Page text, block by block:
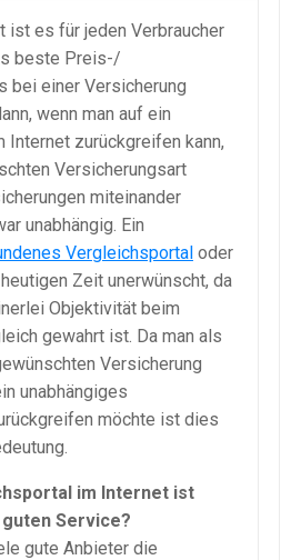
ist es für jeden Verbraucher
beste Preis-/
bei einer Versicherung
wenn man auf ein
Internet zurückgreifen kann,
Versicherungsart
miteinander
unabhängig. Ein
Vergleichsportal oder
Zeit unerwünscht, da
Objektivität beim
gewahrt ist. Da man als
Versicherung
unabhängiges
möchte ist dies
im Internet ist
Service?
gute Anbieter die